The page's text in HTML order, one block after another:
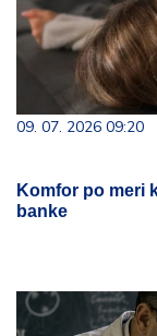
09. 07. 2026 09:20
Komfor po meri
banke